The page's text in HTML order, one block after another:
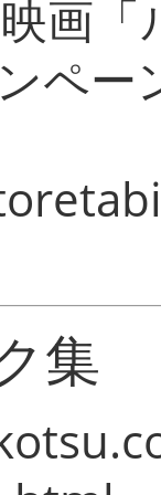
画
ペー
集